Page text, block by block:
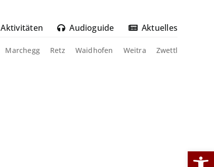
Aktivitäten Audioguide Aktuelles
Marchegg Retz Waidhofen Weitra Zwettl